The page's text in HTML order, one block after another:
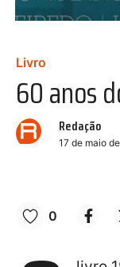
Livro
60 anos
Redação
17 de maio
0